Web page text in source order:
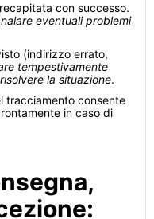
con successo.
eventuali problemi
(indirizzo errato,
tempestivamente
la situazione.
tracciamento consente
in caso di